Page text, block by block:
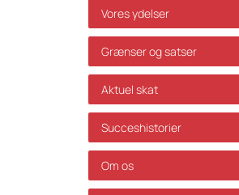
Vores ydelser
Grænser og satser
Aktuel skat
Succeshistorier
Om os